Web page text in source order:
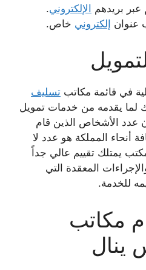
عبر بريدهم الإلكتروني.
عنوان إلكتروني خاص.
في قائمة مكاتب تسليف
لما يقدمه من خدمات تمويل
عدد الأشخاص الذين قام
أنحاء المملكة هو عدد لا
يمتلك تقييم عالي جداً
المعقدة التي
للخدمة.
مكاتب
ينال